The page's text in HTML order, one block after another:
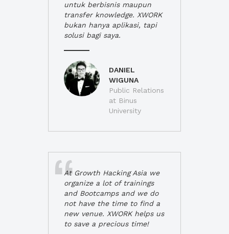
untuk berbisnis maupun
transfer knowledge. XWORK
bukan hanya aplikasi, tapi
solusi bagi saya.
DANIEL
WIGUNA
Public Relations
at Binus
University
At Growth Hacking Asia we
organize a lot of trainings
and Bootcamps and we do
not have the time to find a
new venue. XWORK helps us
to save a precious time!